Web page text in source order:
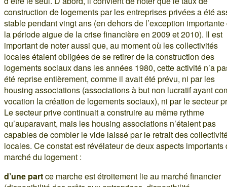
construction de logements par les entreprises privées a été
stable pendant vingt ans (en dehors de l’exception importante
la période aigue de la crise financière en 2009 et 2010). Il est
important de noter aussi que, au moment où les collectivités
locales étaient obligées de se retirer de la construction des
logements sociaux dans les années 1980, cette activité n’a
été reprise entièrement, comme il avait été prévu, ni par les
housing associations (associations à but non lucratif ayant
vocation la création de logements sociaux), ni par le secteur
Le secteur prive continuait a construire au même rythme
qu’auparavant, mais les housing associations n’étaient pas
capables de combler le vide laissé par le retrait des
locales. Ce constat est révélateur de deux aspects importants
marché du logement :
d’une partce marche est étroitement lie au marché financier